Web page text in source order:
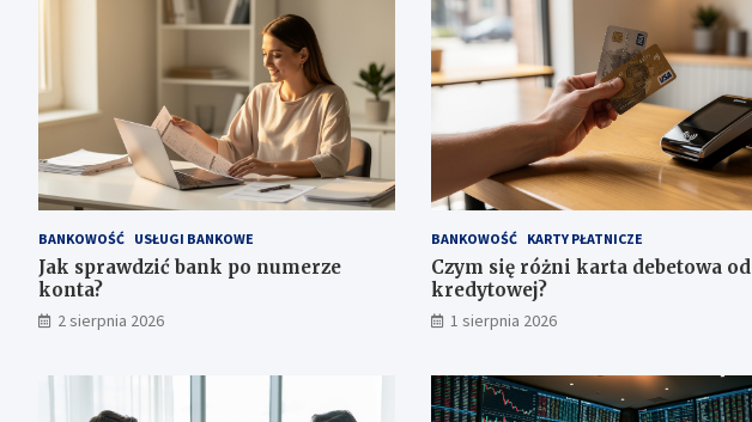
BANKOWOŚĆ USŁUGI BANKOWE
Jak sprawdzić bank po numerze
konta?
2 sierpnia 2026
BANKOWOŚĆ KARTY PŁATNICZE
Czym się różni karta debetowa od
kredytowej?
1 sierpnia 2026